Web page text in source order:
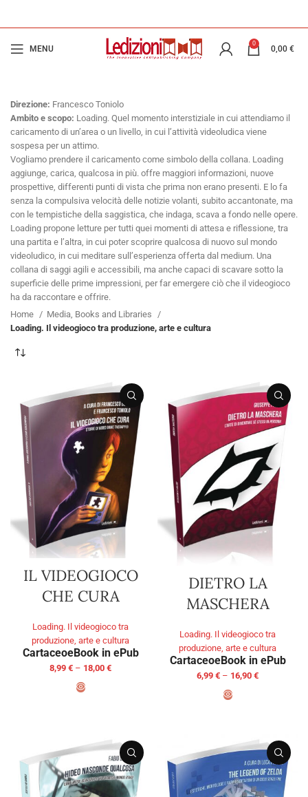
MENU
0
0,00 €
Direzione: Francesco Toniolo
Ambito e scopo: Loading. Quel momento interstiziale in cui attendiamo il
caricamento di un’area o un livello, in cui l’attività videoludica viene
sospesa per un attimo.
Vogliamo prendere il caricamento come simbolo della collana. Loading
aggiunge, carica, qualcosa in più. offre maggiori informazioni, nuove
prospettive, differenti punti di vista che prima non erano presenti. E lo fa
senza la compulsiva velocità delle notizie volanti, subito accantonate, ma
con le tempistiche della saggistica, che indaga, scava a fondo nelle opere.
Loading propone letture per tutti quei momenti di attesa e riflessione, tra
una partita e l’altra, in cui poter scoprire qualcosa di nuovo sul mondo
videoludico, in cui meditare sull’esperienza offerta dal medium. Una
collana di saggi agili e accessibili, ma anche capaci di scavare sotto la
superficie delle prime impressioni, per far emergere ciò che il videogioco
ha da raccontare e offrire.
Home
Media, Books and Libraries
Loading. Il videogioco tra produzione, arte e cultura
IL VIDEOGIOCO
CHE CURA
Loading. Il videogioco tra
produzione, arte e cultura
CartaceoeBook in ePub
8,99 € – 18,00 €
DIETRO LA
MASCHERA
Loading. Il videogioco tra
produzione, arte e cultura
CartaceoeBook in ePub
6,99 € – 16,90 €